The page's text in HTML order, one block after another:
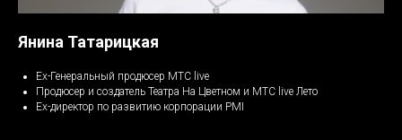
Янина Татарицкая
Ex-Генеральный продюсер МТС live
Продюсер и создатель Театра На Цветном и МТС live Лето
Ex-директор по развитию корпорации PMI